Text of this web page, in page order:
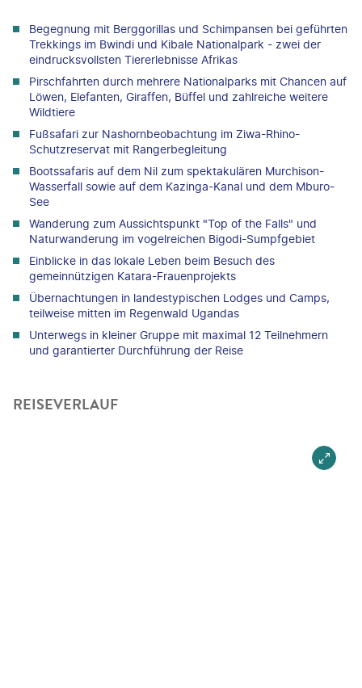
Begegnung mit Berggorillas und Schimpansen bei geführten
Trekkings im Bwindi und Kibale Nationalpark - zwei der
eindrucksvollsten Tiererlebnisse Afrikas
Pirschfahrten durch mehrere Nationalparks mit Chancen auf
Löwen, Elefanten, Giraffen, Büffel und zahlreiche weitere
Wildtiere
Fußsafari zur Nashornbeobachtung im Ziwa-Rhino-
Schutzreservat mit Rangerbegleitung
Bootssafaris auf dem Nil zum spektakulären Murchison-
Wasserfall sowie auf dem Kazinga-Kanal und dem Mburo-
See
Wanderung zum Aussichtspunkt "Top of the Falls" und
Naturwanderung im vogelreichen Bigodi-Sumpfgebiet
Einblicke in das lokale Leben beim Besuch des
gemeinnützigen Katara-Frauenprojekts
Übernachtungen in landestypischen Lodges und Camps,
teilweise mitten im Regenwald Ugandas
Unterwegs in kleiner Gruppe mit maximal 12 Teilnehmern
und garantierter Durchführung der Reise
REISEVERLAUF